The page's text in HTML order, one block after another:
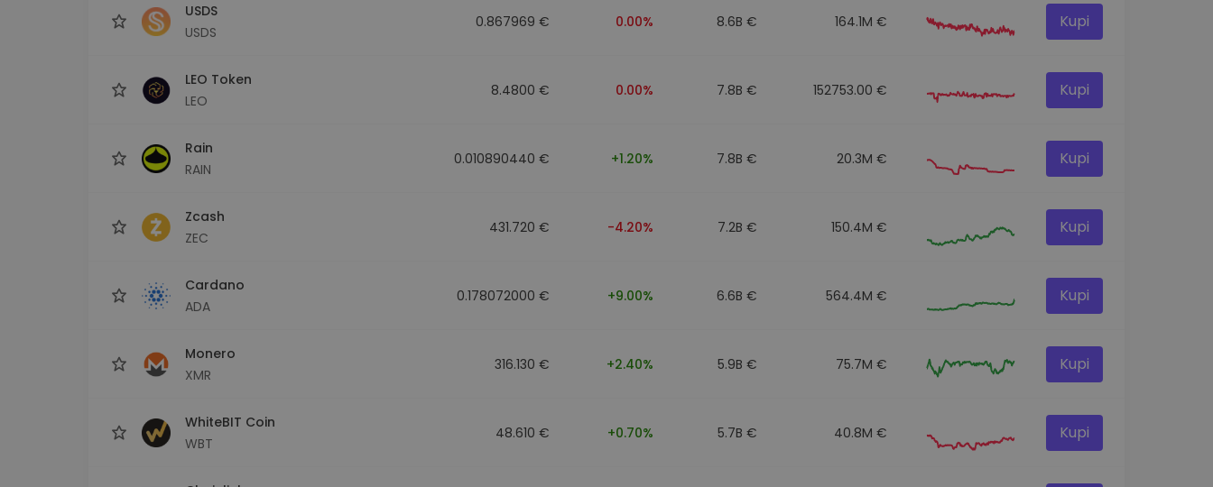
USDS
USDS
0.867969 € 0.00% 8.6B € 164.1M € Kupi
LEO Token
LEO
8.4800 € 0.00% 7.8B € 152753.00 € Kupi
Rain
RAIN
0.010890440 € +1.20% 7.8B € 20.3M € Kupi
Zcash
ZEC
431.720 € -4.20% 7.2B € 150.4M € Kupi
Cardano
ADA
0.178072000 € +9.00% 6.6B € 564.4M € Kupi
Monero
XMR
316.130 € +2.40% 5.9B € 75.7M € Kupi
WhiteBIT Coin
WBT
48.610 € +0.70% 5.7B € 40.8M € Kupi